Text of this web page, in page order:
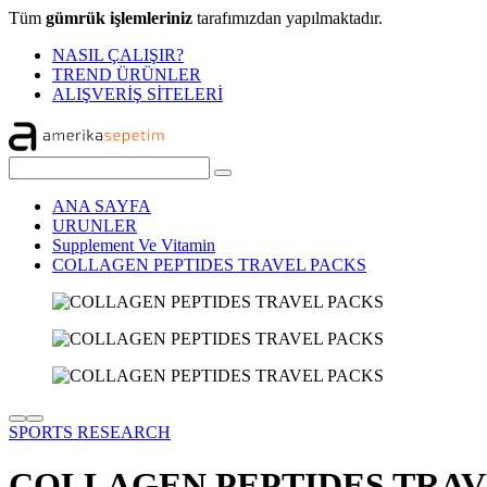
Tüm gümrük işlemleriniz tarafımızdan yapılmaktadır.
NASIL ÇALIŞIR?
TREND ÜRÜNLER
ALIŞVERİŞ SİTELERİ
ANA SAYFA
URUNLER
Supplement Ve Vitamin
COLLAGEN PEPTIDES TRAVEL PACKS
SPORTS RESEARCH